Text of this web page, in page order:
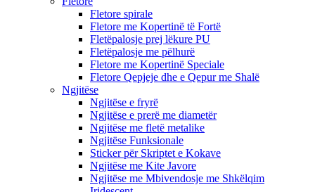
Fletore spirale
Fletore me Kopertinë të Fortë
Fletëpalosje prej lëkure PU
Fletëpalosje me pëlhurë
Fletore me Kopertinë Speciale
Fletore Qepjeje dhe e Qepur me Shalë
Ngjitëse
Ngjitëse e fryrë
Ngjitëse e prerë me diametër
Ngjitëse me fletë metalike
Ngjitëse Funksionale
Sticker për Skriptet e Kokave
Ngjitëse me Kite Javore
Ngjitëse me Mbivendosje me Shkëlqim